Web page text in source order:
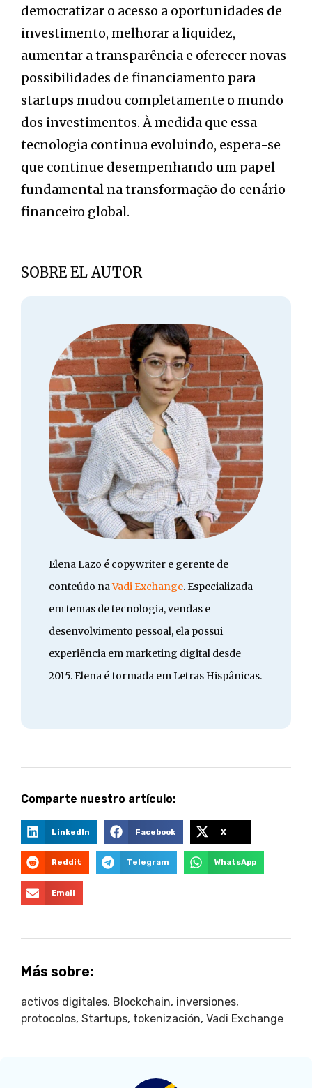
democratizar o acesso a oportunidades de
investimento, melhorar a liquidez,
aumentar a transparência e oferecer novas
possibilidades de financiamento para
startups mudou completamente o mundo
dos investimentos. À medida que essa
tecnologia continua evoluindo, espera-se
que continue desempenhando um papel
fundamental na transformação do cenário
financeiro global.
SOBRE EL AUTOR
Elena Lazo é copywriter e gerente de
conteúdo naVadi Exchange. Especializada
em temas de tecnologia, vendas e
desenvolvimento pessoal, ela possui
experiência em marketing digital desde
2015. Elena é formada em Letras Hispânicas.
Comparte nuestro artículo:
LinkedIn Facebook X
Reddit Telegram WhatsApp
Email
Más sobre:
activos digitales, Blockchain, inversiones,
protocolos, Startups, tokenización, Vadi Exchange